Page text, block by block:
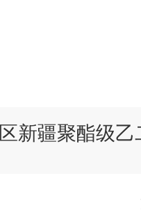
新疆聚酯级乙